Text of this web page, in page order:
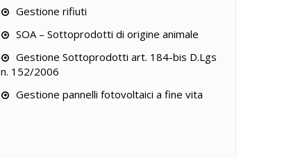
Gestione rifiuti
SOA – Sottoprodotti di origine animale
Gestione Sottoprodotti art. 184-bis D.Lgs
n. 152/2006
Gestione pannelli fotovoltaici a fine vita